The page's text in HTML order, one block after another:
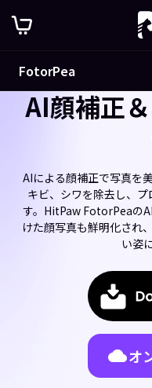
FotorPea
AI顔補正
AIによる顔補正で写真を
キビ、シワを除去し、
す。HitPaw FotorPeaの
けた顔写真も鮮明化され
い姿
オ